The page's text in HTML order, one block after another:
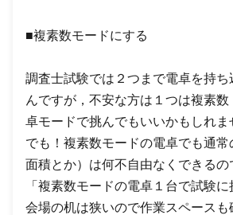
■複素数モードにする
調査士試験では２つまで電卓を持ち
んですが，不安な方は１つは複素
卓モードで挑んでもいいかもしれま
でも！複素数モードの電卓でも通
面積とか）は何不自由なくできるの
「複素数モードの電卓１台で試験
会場の机は狭いので作業スペースも